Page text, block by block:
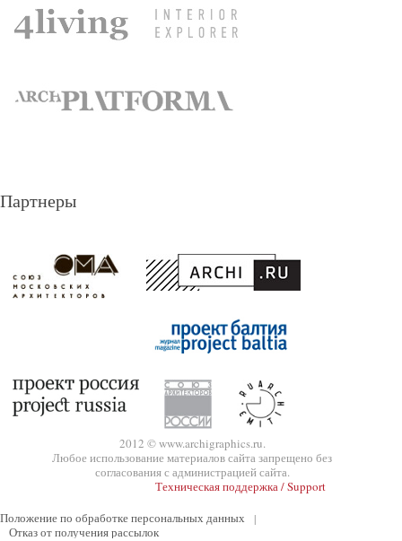
Партнеры
2012 © www.archigraphics.ru.
Любое использование материалов сайта запрещено без
согласования с администрацией сайта.
Техническая поддержка / Support
Положение по обработке персональных данных
|
Отказ от получения рассылок